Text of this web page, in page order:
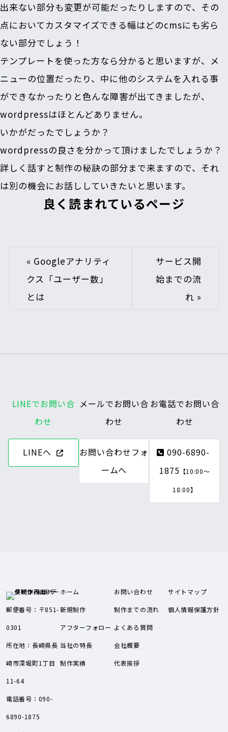
出来ない部分も変更が可能だったりしますので、その
点においてカスタマイズできる幅はどのcmsにも劣ら
ない部分でしょう！
テンプレートを使った方なら分かると思いますが、メ
ニューの位置だったり、中に他のシステムを入れる事
ができなかったりと色んな障害が出てきましたが、
wordpressはほとんどありません。
いかがだったでしょうか？
wordpressの良さを分かって頂けましたでしょうか？
詳しく話すと制作の秘訣の部分まで来ますので、それ
は別の機会にお話ししていきたいと思います。
良く読まれているページ
« Googleアナリティ
クス「ユーザー数」
とは
サービス開
始までの流
れ »
LINEでお問い合
わせ
LINEへ
メールでお問い合
わせ
お問い合わせフォ
ームへ
お電話でお問い合
わせ
090-6890-
1875 【10:00～
18:00】
郵便番号：〒851-
0301
所在地：長崎県長
崎市深堀町1丁目
11-64
電話番号：090-
6890-1875
ホーム
新規制作
アフターフォロー
当社の特長
制作実績
お問い合わせ
制作までの流れ
よくある質問
会社概要
代表挨拶
サイトマップ
個人情報保護方針